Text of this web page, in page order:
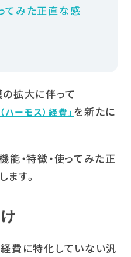
てみた正直な感
拡大に伴って
ーモス）経費」 を新たに
・特徴・使ってみた正
す。
費に特化していない汎